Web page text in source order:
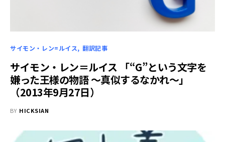
サイモン・レン=ルイス 翻訳記事
サイモン・レン＝ルイス 「“G”という文字を
嫌った王様の物語 ～真似するなかれ～」
（2013年9月27日）
BY HICKSIAN